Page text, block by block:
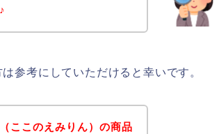
参考にしていただけると幸いです。
ここのえみりん）の商品